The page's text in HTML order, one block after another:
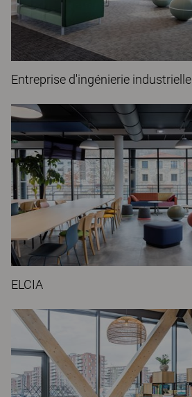
Entreprise d'ingénierie industrielle
ELCIA